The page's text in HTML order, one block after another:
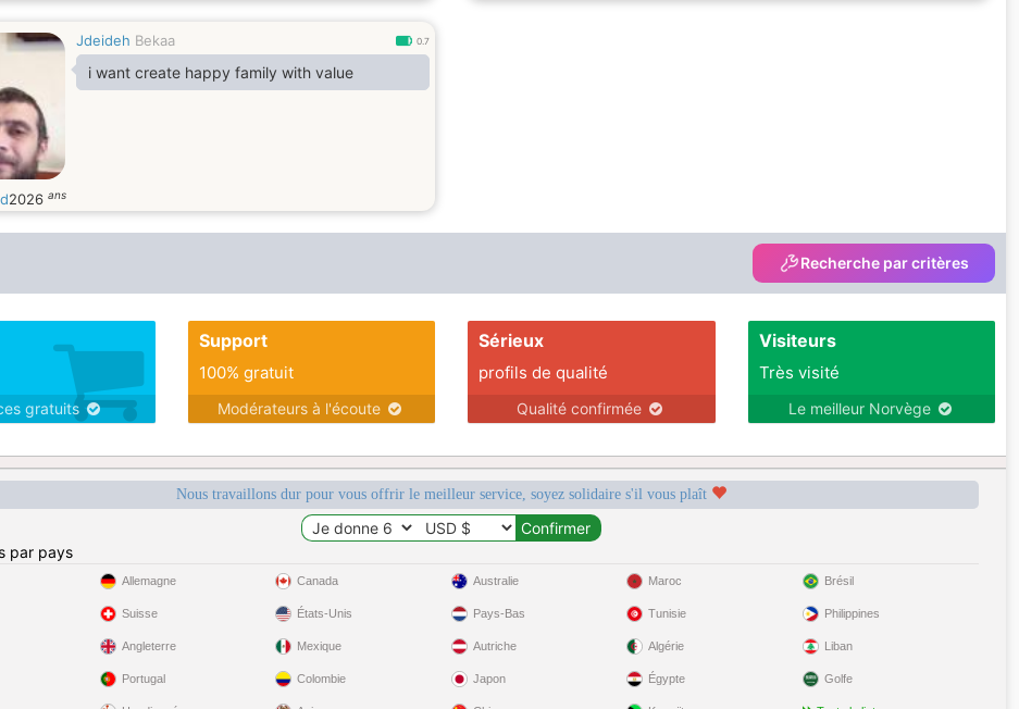
Jdeideh Bekaa 0.7
i want create happy family with value
2026 ans
Recherche par critères
gratuits
Support
100% gratuit
Modérateurs à l'écoute
Sérieux
profils de qualité
Qualité confirmée
Visiteurs
Très visité
Le meilleur Norvège
Nous travaillons dur pour vous offrir le meilleur service, soyez solidaire s'il vous plaît
par pays
Allemagne
Suisse
Angleterre
Portugal
Canada
États-Unis
Mexique
Colombie
Australie
Pays-Bas
Autriche
Japon
Maroc
Tunisie
Algérie
Égypte
Brésil
Philippines
Liban
Golfe